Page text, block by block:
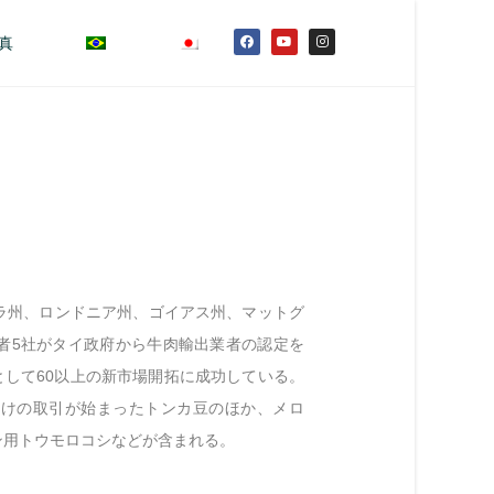
、ロンドニア州、ゴイアス州、マットグ
5社がタイ政府から牛肉輸出業者の認定を
て60以上の新市場開拓に成功している。
の取引が始まったトンカ豆のほか、メロ
トウモロコシなどが含まれる。